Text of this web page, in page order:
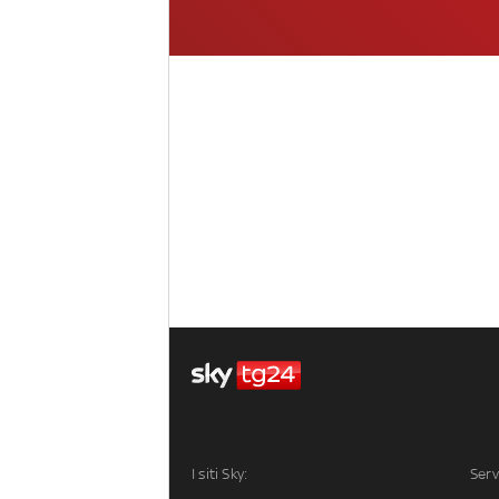
I siti Sky: